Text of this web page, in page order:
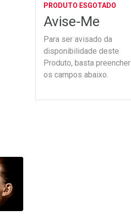
PRODUTO ESGOTADO
Avise-Me
Para ser avisado da
disponibilidade deste
Produto, basta preencher
os campos abaixo.